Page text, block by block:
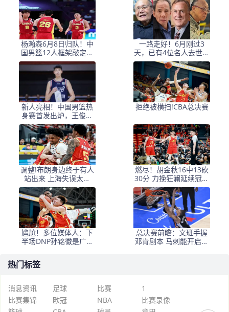
休
杨瀚森6月8日归队！中
国男篮12人框架敲定，
锋线王牌竟是他？
一路走好！6月刚过3
天，已有4位名人去世，
姚明等人发文悼念
新人亮相！中国男篮热
身赛首发出炉，王俊杰
领衔+徐昕坐镇禁区
拒绝被横扫!CBA总决赛
调整!布朗身边终于有人
站出来 上海失误太多
+犯规困扰
燃尽！胡金秋16中13砍
30分 力挽狂澜延续冠军
悬念
尴尬！多位媒体人：下
半场DNP孙铭徽是广厦
总决赛前瞻：文班手握
邓肯剧本 马刺能开启新
热门标签
消息资讯 足球 比赛
1
比赛集锦
欧冠 NBA
比赛录像